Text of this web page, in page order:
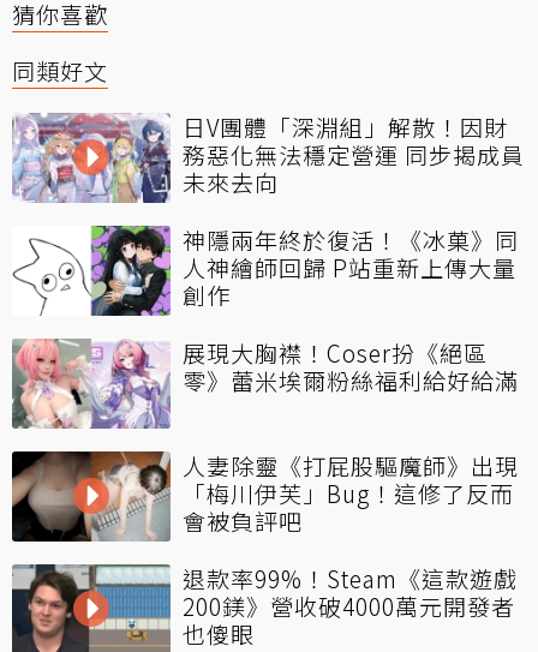
猜你喜歡
同類好文
日V團體「深淵組」解散！因財
務惡化無法穩定營運 同步揭成員
未來去向
神隱兩年終於復活！《冰菓》同
人神繪師回歸 P站重新上傳大量
創作
展現大胸襟！Coser扮《絕區
零》蕾米埃爾粉絲福利給好給滿
人妻除靈《打屁股驅魔師》出現
「梅川伊芙」Bug！這修了反而
會被負評吧
退款率99%！Steam《這款遊戲
200鎂》營收破4000萬元開發者
也傻眼